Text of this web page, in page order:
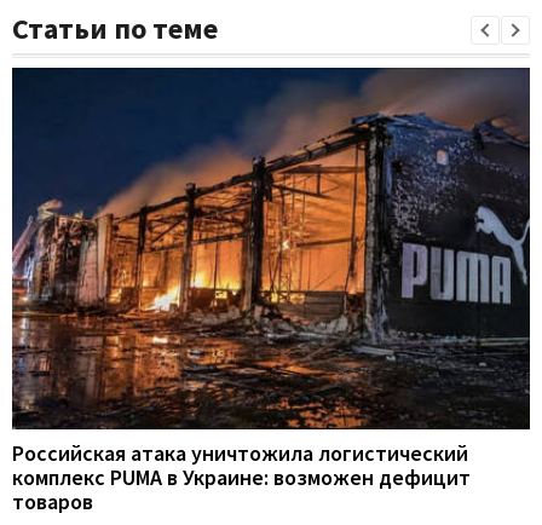
Статьи по теме
Российская атака уничтожила логистический
комплекс PUMA в Украине: возможен дефицит
товаров